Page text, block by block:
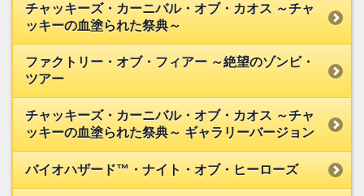
チャッキーズ・カーニバル・オブ・カオス ～チャ
ッキーの血塗られた祭典～
ファクトリー・オブ・フィアー ～絶望のゾンビ・
ツアー
チャッキーズ・カーニバル・オブ・カオス ～チャ
ッキーの血塗られた祭典～ ギャラリーバージョン
バイオハザード™・ナイト・オブ・ヒーローズ